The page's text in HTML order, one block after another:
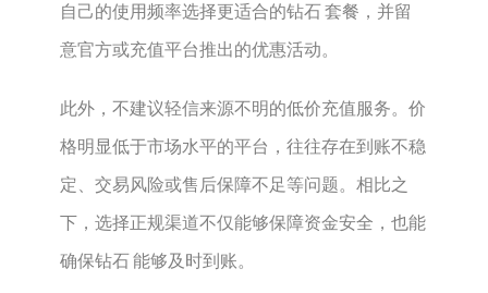
自己的使用频率选择更适合的钻石 套餐，并留
意官方或充值平台推出的优惠活动。
此外，不建议轻信来源不明的低价充值服务。价
格明显低于市场水平的平台，往往存在到账不稳
定、交易风险或售后保障不足等问题。相比之
下，选择正规渠道不仅能够保障资金安全，也能
确保钻石 能够及时到账。